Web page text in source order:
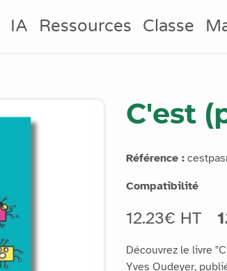
IA Ressources Classe
C'est
Référence :
Compatibilité
12.23€ HT
Découvrez le livre
Yves Oudeyer,